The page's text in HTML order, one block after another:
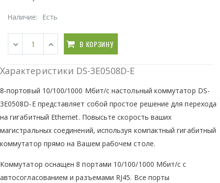
Наличие: Есть
В КОРЗИНУ
Характеристики DS-3E0508D-E
8-портовый 10/100/1000 Мбит/с настольный коммутатор DS-
3E0508D-E представляет собой простое решение для перехода
на гигабитный Ethernet. Повысьте скорость ваших
магистральных соединений, используя компактный гигабитный
коммутатор прямо на Вашем рабочем столе.
Коммутатор оснащен 8 портами 10/100/1000 Мбит/с с
автосогласованием и разъемами RJ45. Все порты